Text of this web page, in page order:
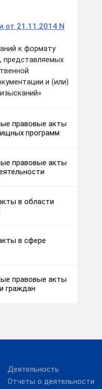
от 21.11.2014 N
к формату
представляемых
и (или)
правовые акты
программ
правовые акты
в области
в сфере
правовые акты
граждан
Деятельность
Отчеты о деятельности